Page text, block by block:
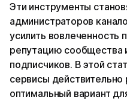
Эти инструменты
администраторов
усилить вовлеченность
репутацию сообщества
подписчиков. В этой
сервисы
оптимальный вариант